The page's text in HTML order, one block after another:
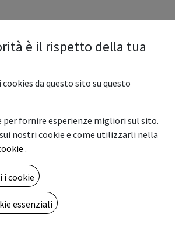
© Vemar sas
è il rispetto della tua
da questo sito su questo
fornire esperienze migliori sul sito.
nostri cookie e come utilizzarli nella
.
i cookie
essenziali